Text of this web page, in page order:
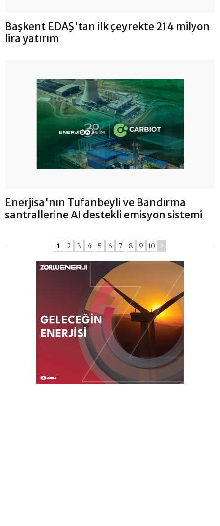
Başkent EDAŞ'tan ilk çeyrekte 214 milyon
lira yatırım
Enerjisa'nın Tufanbeyli ve Bandırma
santrallerine AI destekli emisyon sistemi
1 2 3 4 5 6 7 8 9 10